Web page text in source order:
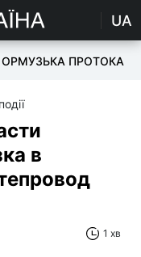
UA
ОРМУЗЬКА ПРОТОКА
в
1 хв